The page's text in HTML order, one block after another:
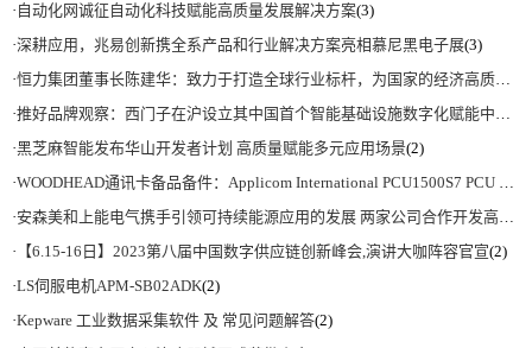
· 自动化网诚征自动化科技赋能高质量发展解决方案(3)
·深耕应用，兆易创新携全系产品和行业解决方案亮相慕尼黑电子展(3)
·恒力集团董事长陈建华：致力于打造全球行业标杆，为国家的经济高质量发展贡献更大力量|上海电气集团党委书记、董事长吴磊来访
·推好品牌观察：西门子在沪设立其中国首个智能基础设施数字化赋能中心
·黑芝麻智能发布华山开发者计划 高质量赋能多元应用场景(2)
·WOODHEAD通讯卡备品备件：Applicom International PCU1500S7 PCU 1500 S7 V4.5.0
·安森美和上能电气携手引领可持续能源应用的发展 两家公司合作开发高性能储能和太阳能组串式逆变器方案 以实现可持续的未来
· 【6.15-16日】2023第八届中国数字供应链创新峰会,演讲大咖阵容官宣(2)
·LS伺服电机APM-SB02ADK(2)
·Kepware 工业数据采集软件 及 常见问题解答(2)